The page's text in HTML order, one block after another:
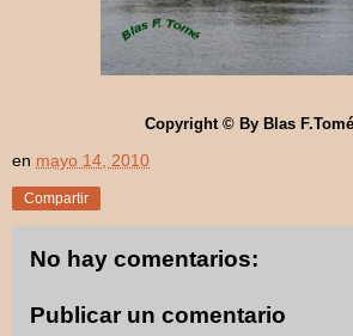
Copyright © By Blas
en mayo 14, 2010
Compartir
No hay comentarios:
Publicar un comentario